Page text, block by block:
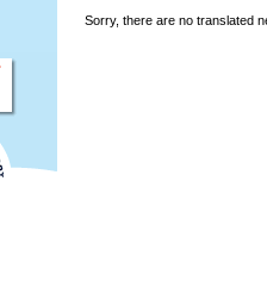
Sorry, there are no translated